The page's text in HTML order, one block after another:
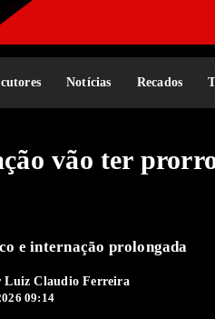
Notícias Recados
vão ter
e internação prolongada
Luiz Claudio Ferreira
09:14